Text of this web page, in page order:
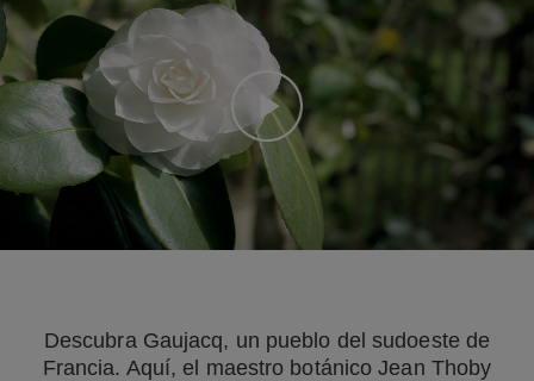
Descubra Gaujacq, un pueblo del sudoeste de
Francia. Aquí, el maestro botánico Jean Thoby